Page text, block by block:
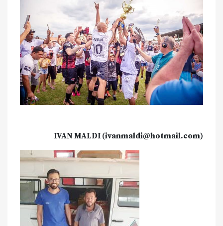
IVAN MALDI (ivanmaldi@hotmail.com)